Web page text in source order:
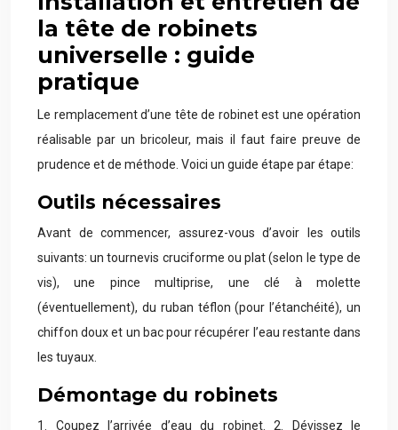
la tête de robinets
universelle : guide
pratique
Le remplacement d’une tête de robinet est une opération
réalisable par un bricoleur, mais il faut faire preuve de
prudence et de méthode. Voici un guide étape par étape:
Outils nécessaires
Avant de commencer, assurez-vous d’avoir les outils
suivants: un tournevis cruciforme ou plat (selon le type de
vis), une pince multiprise, une clé à molette
(éventuellement), du ruban téflon (pour l’étanchéité), un
chiffon doux et un bac pour récupérer l’eau restante dans
les tuyaux.
Démontage du robinets
1. Coupez l’arrivée d’eau du robinet. 2. Dévissez le